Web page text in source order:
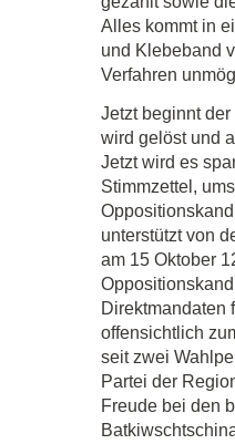
Alles kommt in
und Klebeband
Verfahren
Jetzt beginnt
wird gelöst und
Jetzt wird es
Stimmzettel,
unterstützt von
am 15 Oktober
Direktmandaten
offensichtlich
seit zwei
Partei der
Freude bei den